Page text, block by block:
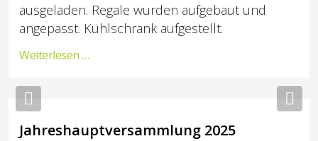
ausgeladen. Regale wurden aufgebaut und
angepasst. Kühlschrank aufgestellt.
Weiterlesen …
Previous
Jahreshauptversammlung 2025